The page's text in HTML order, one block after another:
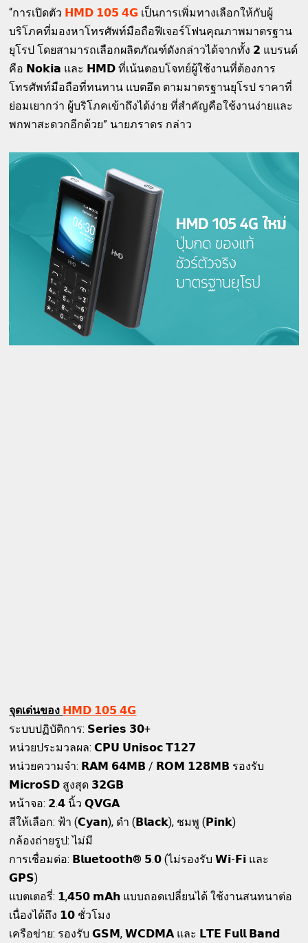
“การเปิดตัว 𝗛𝗠𝗗 𝟭𝟬𝟱 𝟰𝗚 เป็นการเพิ่มทางเลือกให้กับผู้
บริโภคที่มองหาโทรศัพท์มือถือฟีเจอร์โฟนคุณภาพมาตรฐาน
ยุโรป โดยสามารถเลือกผลิตภัณฑ์ดังกล่าวได้จากทั้ง 𝟮 แบรนด์
คือ 𝗡𝗼𝗸𝗶𝗮 และ 𝗛𝗠𝗗 ที่เน้นตอบโจทย์ผู้ใช้งานที่ต้องการ
โทรศัพท์มือถือที่ทนทาน แบตอึด ตามมาตรฐานยุโรป ราคาที่
ย่อมเยากว่า ผู้บริโภคเข้าถึงได้ง่าย ที่สำคัญคือใช้งานง่ายและ
พกพาสะดวกอีกด้วย” นายภราดร กล่าว
จุดเด่นของ 𝗛𝗠𝗗 𝟭𝟬𝟱 𝟰𝗚
ระบบปฏิบัติการ: 𝗦𝗲𝗿𝗶𝗲𝘀 𝟯𝟬+
หน่วยประมวลผล: 𝗖𝗣𝗨 𝗨𝗻𝗶𝘀𝗼𝗰 𝗧𝟭𝟮𝟳
หน่วยความจำ: 𝗥𝗔𝗠 𝟲𝟰𝗠𝗕 / 𝗥𝗢𝗠 𝟭𝟮𝟴𝗠𝗕 รองรับ
𝗠𝗶𝗰𝗿𝗼𝗦𝗗 สูงสุด 𝟯𝟮𝗚𝗕
หน้าจอ: 𝟮.𝟰 นิ้ว 𝗤𝗩𝗚𝗔
สีให้เลือก: ฟ้า (𝗖𝘆𝗮𝗻), ดำ (𝗕𝗹𝗮𝗰𝗸), ชมพู (𝗣𝗶𝗻𝗸)
กล้องถ่ายรูป: ไม่มี
การเชื่อมต่อ: 𝗕𝗹𝘂𝗲𝘁𝗼𝗼𝘁𝗵® 𝟱.𝟬 (ไม่รองรับ 𝗪𝗶-𝗙𝗶 และ
𝗚𝗣𝗦)
แบตเตอรี่: 𝟭,𝟰𝟱𝟬 𝗺𝗔𝗵 แบบถอดเปลี่ยนได้ ใช้งานสนทนาต่อ
เนื่องได้ถึง 𝟭𝟬 ชั่วโมง
เครือข่าย: รองรับ 𝗚𝗦𝗠, 𝗪𝗖𝗗𝗠𝗔 และ 𝗟𝗧𝗘 𝗙𝘂𝗹𝗹 𝗕𝗮𝗻𝗱